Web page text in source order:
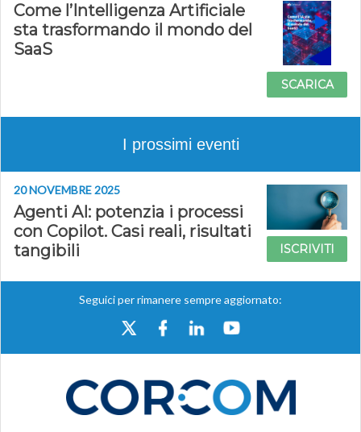
Come l’Intelligenza Artificiale
sta trasformando il mondo del
SaaS
SCARICA
I prossimi eventi
20 NOVEMBRE 2025
Agenti AI: potenzia i processi
con Copilot. Casi reali, risultati
tangibili
ISCRIVITI
Seguici per rimanere sempre aggiornato: